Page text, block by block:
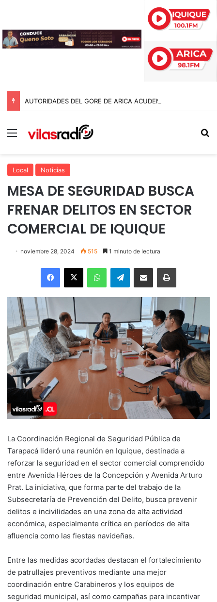
Menú
Local Noticias
MESA DE SEGURIDAD BUSCA
FRENAR DELITOS EN SECTOR
COMERCIAL DE IQUIQUE
noviembre 28, 2024 515 1 minuto de lectura
Facebook
X WhatsAppTelegramEnviar vía email Imprimir
La Coordinación Regional de Seguridad Pública de
Tarapacá lideró una reunión en Iquique, destinada a
reforzar la seguridad en el sector comercial comprendido
entre Avenida Héroes de la Concepción y Avenida Arturo
Prat. La iniciativa, que forma parte del trabajo de la
Subsecretaría de Prevención del Delito, busca prevenir
delitos e incivilidades en una zona de alta actividad
económica, especialmente crítica en períodos de alta
afluencia como las fiestas navideñas.
Entre las medidas acordadas destacan el fortalecimiento
de patrullajes preventivos mediante una mejor
coordinación entre Carabineros y los equipos de
seguridad municipal, así como campañas para incentivar